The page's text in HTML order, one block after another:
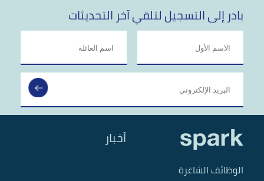
بادر إلى التسجيل لتلقي آخر التحديثات
أخبار
الوظائف الشاغرة